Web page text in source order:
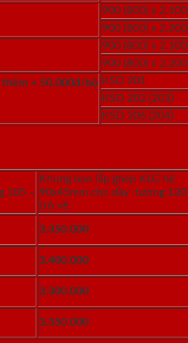
900 (800) x 2.100
900 (800) x 2.200
900 (800) x 2.100
900 (800) x 2.200
thêm + 50.000đ/bộ KSD 201
KSD 202 (203)
KSD 206 (204)
105 –
Khung bao lắp ghép KLG hệ
90x45mm cho dầy tường 120
trở về
3.350.000
3.400.000
3.300.000
3.350.000